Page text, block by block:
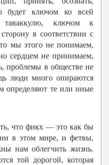
будет ключом ко всей
ключом к
в соответствии с
мы этого не понимаем,
сердцем не принимаем,
проблемы в обществе не
люди много опираются
определяют те или иные
что фикх — это как бы
в этом мире, и фетвы,
нам облегчить жизнь.
той дорогой, которая